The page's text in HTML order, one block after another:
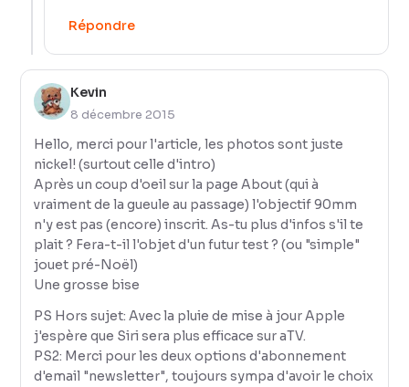
Répondre
Kevin
8 décembre 2015
Hello, merci pour l'article, les photos sont juste
nickel! (surtout celle d'intro)
Après un coup d'oeil sur la page About (qui à
vraiment de la gueule au passage) l'objectif 90mm
n'y est pas (encore) inscrit. As-tu plus d'infos s'il te
plait ? Fera-t-il l'objet d'un futur test ? (ou "simple"
jouet pré-Noël)
Une grosse bise
PS Hors sujet: Avec la pluie de mise à jour Apple
j'espère que Siri sera plus efficace sur aTV.
PS2: Merci pour les deux options d'abonnement
d'email "newsletter", toujours sympa d'avoir le choix